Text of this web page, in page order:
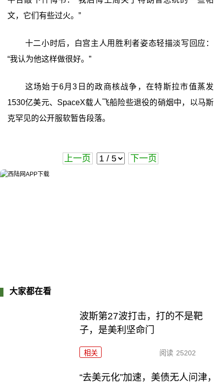
文，它们有些过火。”
十二小时后，白宫主人用胜利者姿态轻描淡写回应：
“我认为他这样做很好。”
这场始于6月3日的政商核战争，在特斯拉市值蒸发
1530亿美元、SpaceX载人飞船险些退役的硝烟中，以马斯
克罕见的公开服软暂告段落。
上一页 下一页
大家都在看
波斯第27波打击，打的不是靶
子，是美利坚命门
相关 阅读 25202
“去美元化”加速，美债无人问津，